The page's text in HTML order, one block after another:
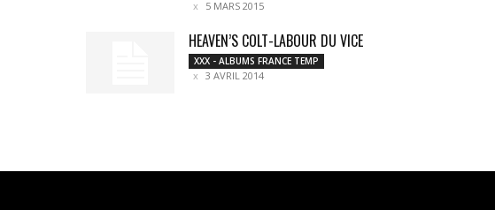
5 MARS 2015
HEAVEN’S COLT-LABOUR DU VICE
XXX - ALBUMS FRANCE TEMP
3 AVRIL 2014